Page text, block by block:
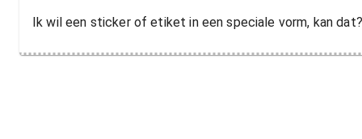
Ik wil een sticker of etiket in een speciale vorm, kan dat?